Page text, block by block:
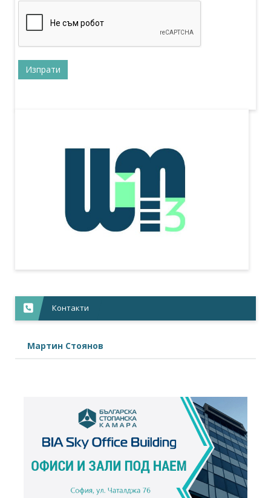
Контакти
Мартин Стоянов